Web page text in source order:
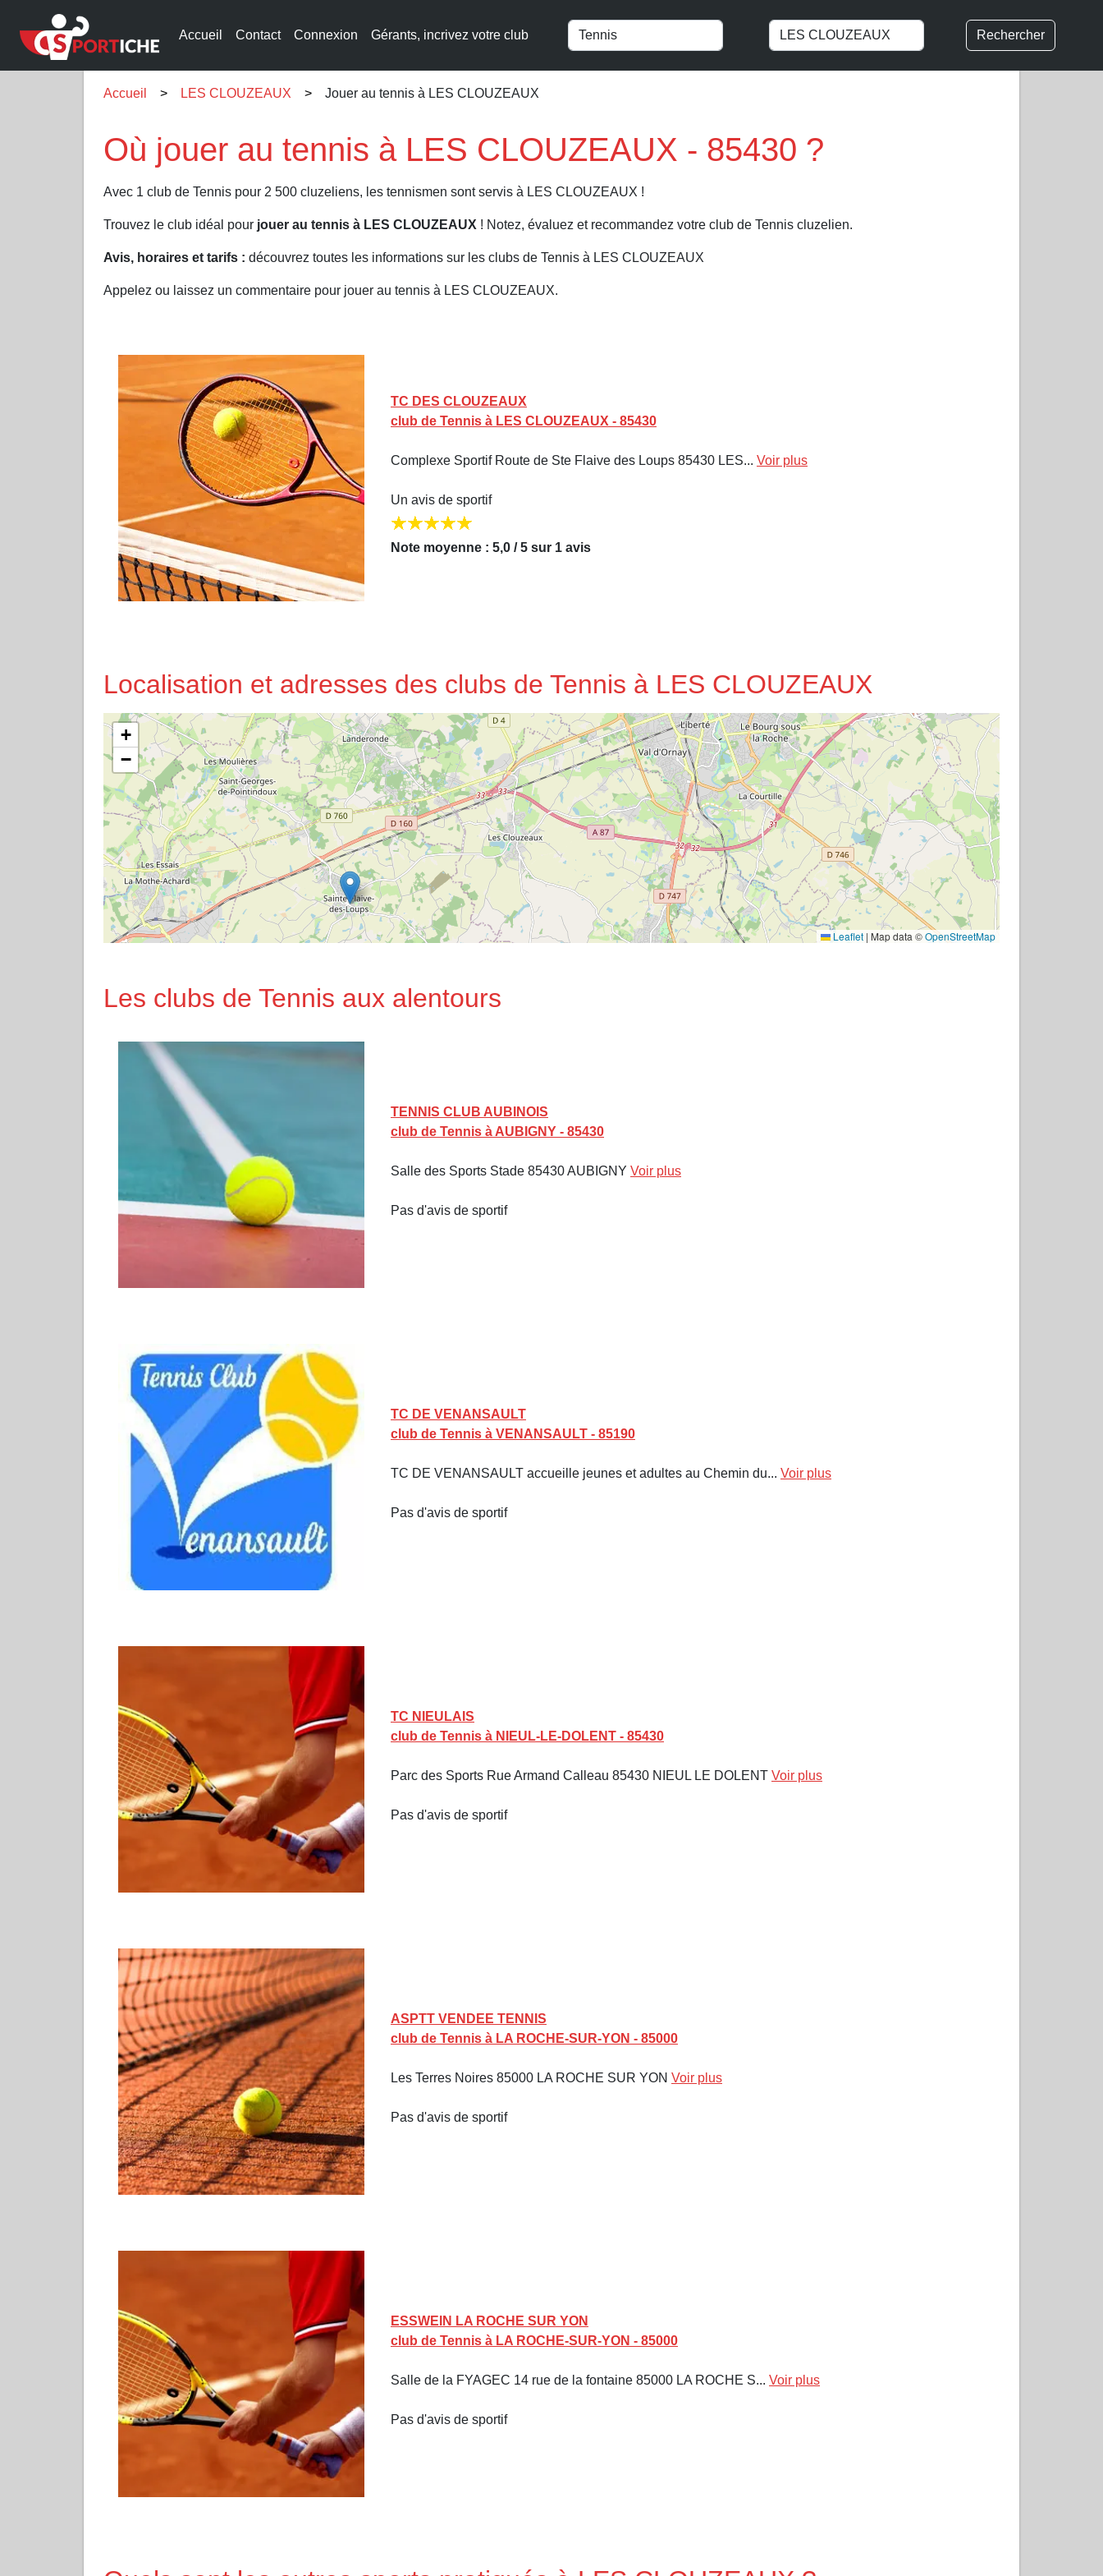
Accueil Contact Connexion Gérants, incrivez votre club Rechercher
Accueil LES CLOUZEAUX Jouer au tennis à LES CLOUZEAUX
Où jouer au tennis à LES CLOUZEAUX - 85430 ?
Avec 1 club de Tennis pour 2 500 cluzeliens, les tennismen sont servis à LES CLOUZEAUX !
Trouvez le club idéal pour jouer au tennis à LES CLOUZEAUX ! Notez, évaluez et recommandez votre club de Tennis cluzelien.
Avis, horaires et tarifs : découvrez toutes les informations sur les clubs de Tennis à LES CLOUZEAUX
Appelez ou laissez un commentaire pour jouer au tennis à LES CLOUZEAUX.
TC DES CLOUZEAUX
club de Tennis à LES CLOUZEAUX - 85430
Complexe Sportif Route de Ste Flaive des Loups 85430 LES... Voir plus
Un avis de sportif
Note moyenne : 5,0 / 5 sur 1 avis
Localisation et adresses des clubs de Tennis à LES CLOUZEAUX
+
−
Leaflet | Map data ©OpenStreetMap
Les clubs de Tennis aux alentours
TENNIS CLUB AUBINOIS
club de Tennis à AUBIGNY - 85430
Salle des Sports Stade 85430 AUBIGNY Voir plus
Pas d'avis de sportif
TC DE VENANSAULT
club de Tennis à VENANSAULT - 85190
TC DE VENANSAULT accueille jeunes et adultes au Chemin du... Voir plus
Pas d'avis de sportif
TC NIEULAIS
club de Tennis à NIEUL-LE-DOLENT - 85430
Parc des Sports Rue Armand Calleau 85430 NIEUL LE DOLENT Voir plus
Pas d'avis de sportif
ASPTT VENDEE TENNIS
club de Tennis à LA ROCHE-SUR-YON - 85000
Les Terres Noires 85000 LA ROCHE SUR YON Voir plus
Pas d'avis de sportif
ESSWEIN LA ROCHE SUR YON
club de Tennis à LA ROCHE-SUR-YON - 85000
Salle de la FYAGEC 14 rue de la fontaine 85000 LA ROCHE S... Voir plus
Pas d'avis de sportif